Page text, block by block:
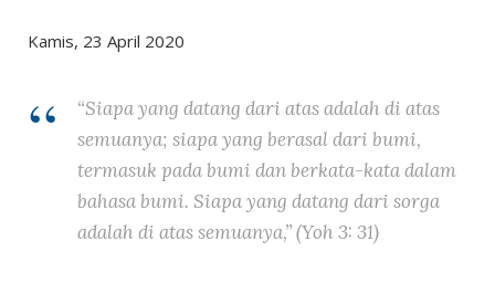
Kamis, 23 April 2020
“Siapa yang datang dari atas adalah di atas
semuanya; siapa yang berasal dari bumi,
termasuk pada bumi dan berkata-kata dalam
bahasa bumi. Siapa yang datang dari sorga
adalah di atas semuanya,” (Yoh 3: 31)